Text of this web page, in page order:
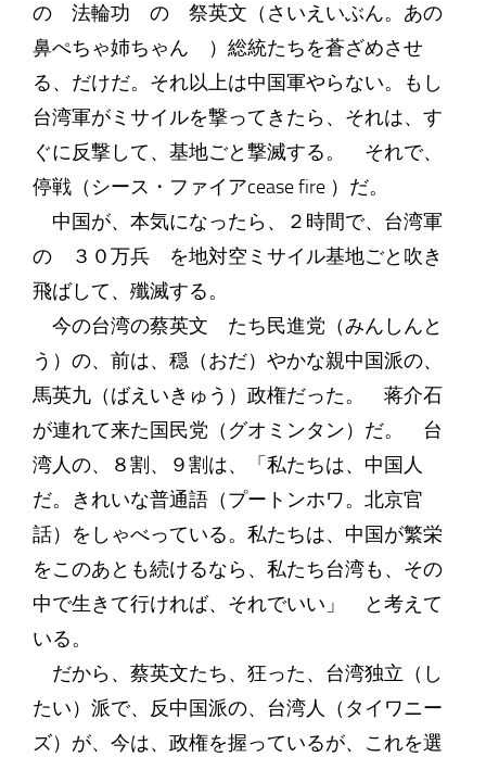
の 法輪功 の 祭英文（さいえいぶん。あの
鼻ぺちゃ姉ちゃん ）総統たちを蒼ざめさせ
る、だけだ。それ以上は中国軍やらない。もし
台湾軍がミサイルを撃ってきたら、それは、す
ぐに反撃して、基地ごと撃滅する。 それで、
停戦（シース・ファイアcease fire ）だ。
中国が、本気になったら、２時間で、台湾軍
の ３０万兵 を地対空ミサイル基地ごと吹き
飛ばして、殲滅する。
今の台湾の蔡英文 たち民進党（みんしんと
う）の、前は、穏（おだ）やかな親中国派の、
馬英九（ばえいきゅう）政権だった。 蒋介石
が連れて来た国民党（グオミンタン）だ。 台
湾人の、８割、９割は、「私たちは、中国人
だ。きれいな普通語（プートンホワ。北京官
話）をしゃべっている。私たちは、中国が繁栄
をこのあとも続けるなら、私たち台湾も、その
中で生きて行ければ、それでいい」 と考えて
いる。
だから、蔡英文たち、狂った、台湾独立（し
たい）派で、反中国派の、台湾人（タイワニー
ズ）が、今は、政権を握っているが、これを選